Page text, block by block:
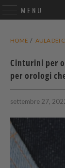
MENU
HOME / AULA DEI
Cinturini per
per orologi
settembre 27,